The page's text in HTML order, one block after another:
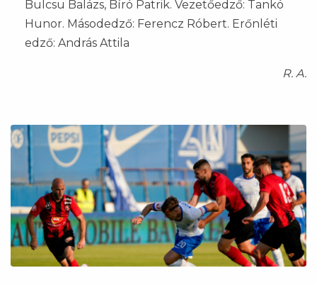
Bulcsu Balázs, Bíró Patrik. Vezetőedző: Tankó
Hunor. Másodedző: Ferencz Róbert. Erőnléti
edző: András Attila
R. A.